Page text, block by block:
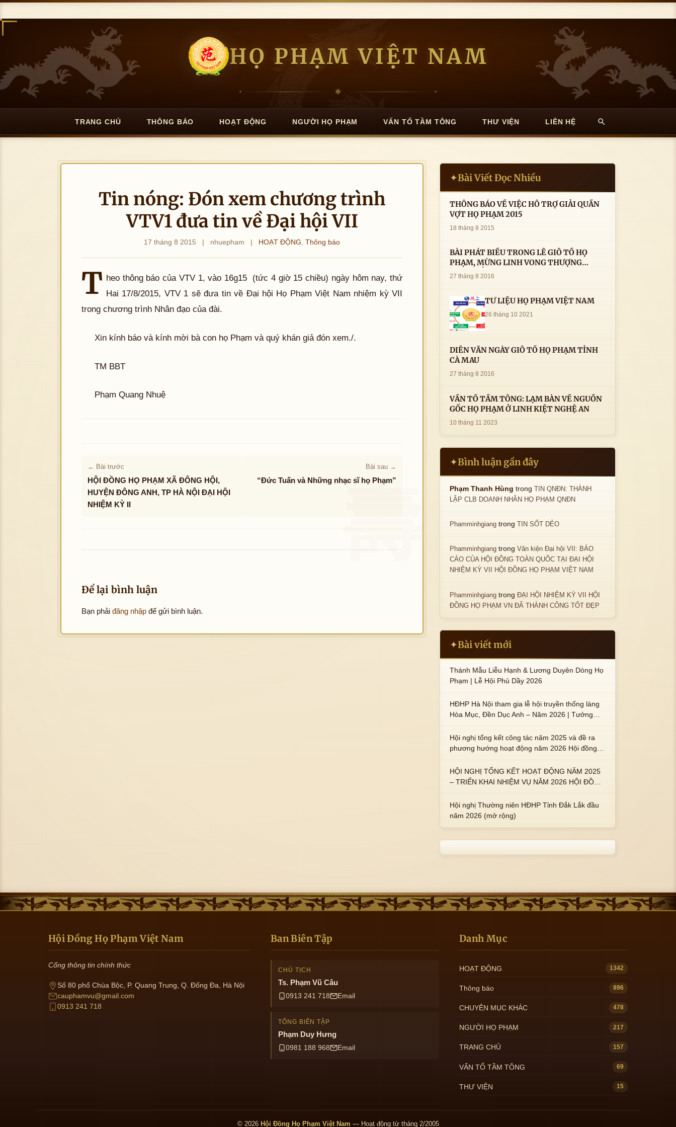
HỌ PHẠM VIỆT NAM
TRANG CHỦ THÔNG BÁO HOẠT ĐỘNG NGƯỜI HỌ PHẠM VẤN TỔ TẦM TÔNG THƯ VIỆN LIÊN HỆ
Tin nóng: Đón xem chương trình
VTV1 đưa tin về Đại hội VII
17 tháng 8 2015 | nhuepham | HOẠT ĐỘNG Thông báo
T heo thông báo của VTV 1, vào 16g15 (tức 4 giờ 15 chiều) ngày hôm nay, thứ
Hai 17/8/2015, VTV 1 sẽ đưa tin về Đại hội Họ Phạm Việt Nam nhiệm kỳ VII
trong chương trình Nhân đạo của đài.
Xin kính báo và kính mời bà con họ Phạm và quý khán giả đón xem./.
TM BBT
Phạm Quang Nhuệ
← Bài trước
HỘI ĐỒNG HỌ PHẠM XÃ ĐÔNG HỘI,
HUYỆN ĐÔNG ANH, TP HÀ NỘI ĐẠI HỘI
NHIỆM KỲ II
Bài sau →
“Đức Tuấn và Những nhạc sĩ họ Phạm”
Để lại bình luận
Bạn phải đăng nhập để gửi bình luận.
✦Bài Viết Đọc Nhiều
THÔNG BÁO VỀ VIỆC HỖ TRỢ GIẢI QUẦN
VỢT HỌ PHẠM 2015
18 tháng 8 2015
BÀI PHÁT BIỂU TRONG LÊ GIỖ TỔ HỌ
PHẠM, MỪNG LINH VONG THƯỢNG
THỦY TỔ HỌ PHẠM AN VỊ TAI CÀ MAU- (
27 tháng 8 2016
TƯ LIỆU HỌ PHẠM VIỆT NAM
26 tháng 10 2021
DIỄN VĂN NGÀY GIỖ TỔ HỌ PHẠM TỈNH
CÀ MAU
27 tháng 8 2016
VẤN TỔ TẦM TÔNG: LẠM BÀN VỀ NGUỒN
GỐC HỌ PHẠM Ở LINH KIỆT NGHỆ AN
10 tháng 11 2023
✦Bình luận gần đây
Phạm Thanh Hùng trongTIN QNĐN: THÀNH
LẬP CLB DOANH NHÂN HỌ PHẠM QNĐN
Phamminhgiang trongTIN SỐT DẺO
Phamminhgiang trongVăn kiện Đại hội VII: BÁO
CÁO CỦA HỘI ĐỒNG TOÀN QUỐC TẠI ĐẠI HỘI
NHIỆM KỲ VII HỘI ĐỒNG HỌ PHẠM VIỆT NAM
Phamminhgiang trongĐẠI HỘI NHIỆM KỲ VII HỘI
ĐỒNG HỌ PHẠM VN ĐÃ THÀNH CÔNG TỐT ĐẸP
✦Bài viết mới
Thánh Mẫu Liễu Hạnh & Lương Duyên Dòng Họ
Phạm | Lễ Hội Phủ Dầy 2026
HĐHP Hà Nội tham gia lễ hội truyền thống làng
Hòa Mục, Đền Dục Anh – Năm 2026 | Tưởng
Phạm Thị Uyển và 2 em trai : ngài Phạm Huy,
Phạm Miện
Hội nghị tổng kết công tác năm 2025 và đề ra
phương hướng hoạt động năm 2026 Hội đồng
HỘI NGHỊ TỔNG KẾT HOẠT ĐỘNG NĂM 2025
– TRIỂN KHAI NHIỆM VỤ NĂM 2026 HỘI ĐỒNG
Hội nghị Thường niên HĐHP Tỉnh Đắk Lắk đầu
năm 2026 (mở rộng)
Hội Đồng Họ Phạm Việt Nam
Cổng thông tin chính thức
Số 80 phố Chùa Bộc, P. Quang Trung, Q. Đống Đa, Hà Nội
cauphamvu@gmail.com
0913 241 718
Ban Biên Tập
CHỦ TỊCH
Ts. Phạm Vũ Câu
0913 241 718 Email
TỔNG BIÊN TẬP
Phạm Duy Hưng
0981 188 968 Email
Danh Mục
HOẠT ĐỘNG 1342
Thông báo 896
CHUYÊN MỤC KHÁC 478
NGƯỜI HỌ PHẠM 217
TRANG CHỦ 157
VẤN TỔ TẦM TÔNG 69
THƯ VIỆN 15
© 2026 Hội Đồng Họ Phạm Việt Nam — Hoạt động từ tháng 2/2005